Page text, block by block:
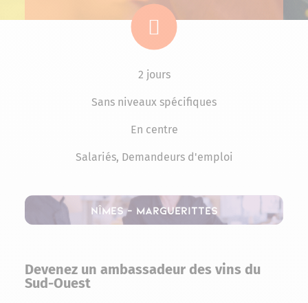
2 jours
Sans niveaux spécifiques
En centre
Salariés, Demandeurs d'emploi
Nîmes – Marguerittes
Devenez un ambassadeur des vins du
Sud-Ouest